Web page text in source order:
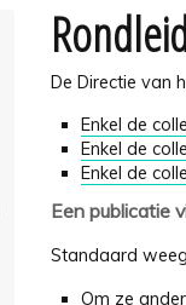
De Directie van
Enkel de
Enkel de
Enkel de
Een publicatie
Standaard
Om ze